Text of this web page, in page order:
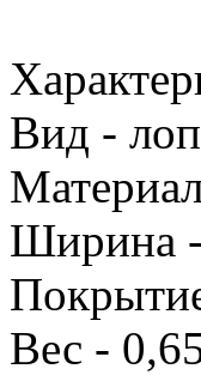
Вид -
Ширина
Вес -